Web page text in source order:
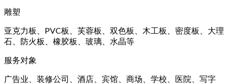
雕塑
亚克力板、PVC板、芙蓉板、双色板、木工板、密度板、大理
石、防火板、橡胶板、玻璃、水晶等
服务对象
广告业、装修公司、酒店、宾馆、商场、学校、医院、写字